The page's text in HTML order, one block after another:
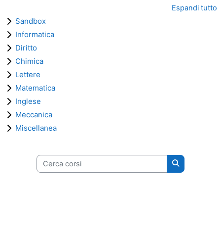
Espandi tutto
Sandbox
Informatica
Diritto
Chimica
Lettere
Matematica
Inglese
Meccanica
Miscellanea
Cerca corsi
Cerca corsi